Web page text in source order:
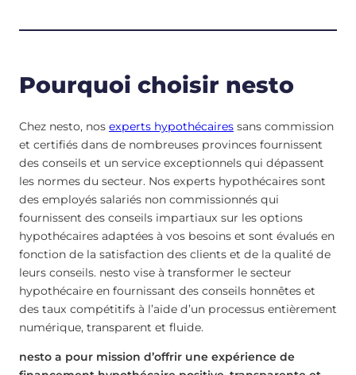
Pourquoi choisir nesto
Chez nesto, nos experts hypothécaires sans commission
et certifiés dans de nombreuses provinces fournissent
des conseils et un service exceptionnels qui dépassent
les normes du secteur. Nos experts hypothécaires sont
des employés salariés non commissionnés qui
fournissent des conseils impartiaux sur les options
hypothécaires adaptées à vos besoins et sont évalués en
fonction de la satisfaction des clients et de la qualité de
leurs conseils. nesto vise à transformer le secteur
hypothécaire en fournissant des conseils honnêtes et
des taux compétitifs à l’aide d’un processus entièrement
numérique, transparent et fluide.
nesto a pour mission d’offrir une expérience de